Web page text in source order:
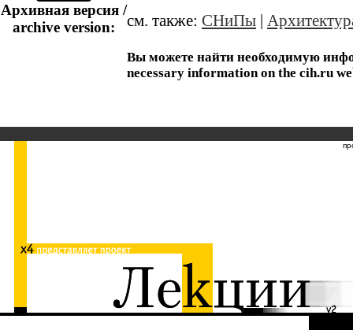
Архивная версия /
archive version:
см. также: СНиПы
Вы можете найти необходимую
necessary information on the cih.ru